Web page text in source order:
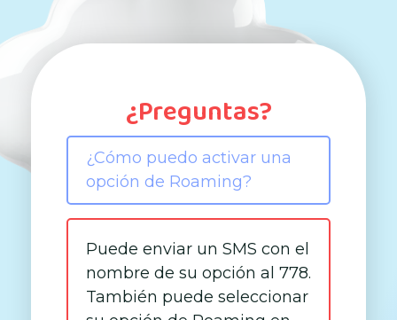
¿Preguntas?
¿Cómo puedo activar una
opción de Roaming?
Puede enviar un SMS con el
nombre de su opción al 778.
También puede seleccionar